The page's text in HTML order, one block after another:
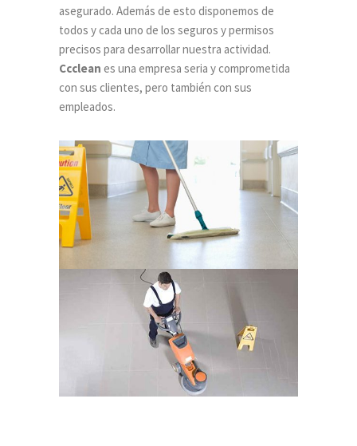
asegurado. Además de esto disponemos de
todos y cada uno de los seguros y permisos
precisos para desarrollar nuestra actividad.
Ccclean es una empresa seria y comprometida
con sus clientes, pero también con sus
empleados.